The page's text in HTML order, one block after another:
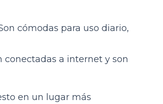
cómodas para uso diario,
conectadas a internet y son
en un lugar más